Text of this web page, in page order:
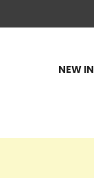
NEW IN